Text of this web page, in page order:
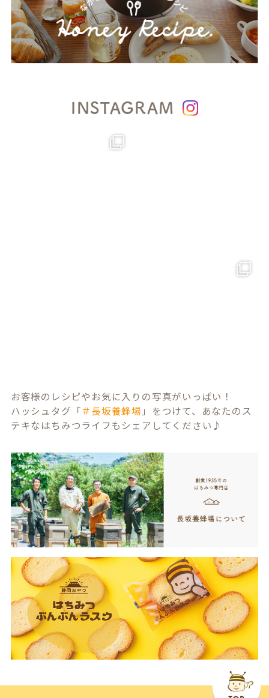
INSTAGRAM
お客様のレシピやお気に入りの写真がいっぱい！
ハッシュタグ「＃長坂養蜂場 」をつけて、あなたのス
テキなはちみつライフもシェアしてください♪